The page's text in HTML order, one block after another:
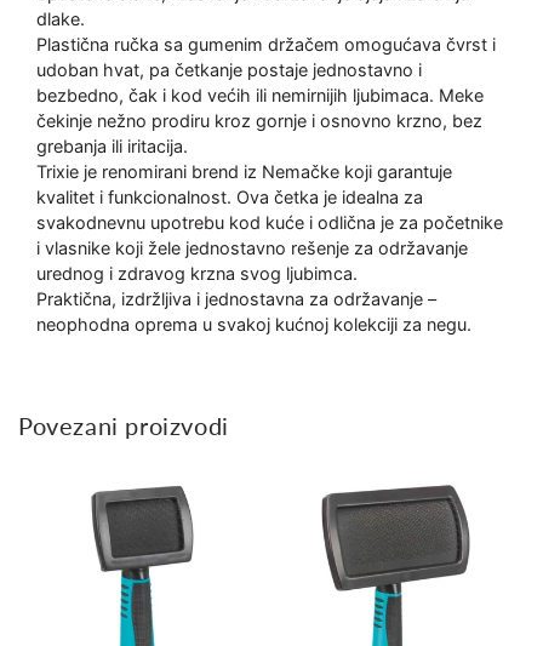
dlake.
Plastična ručka sa gumenim držačem omogućava čvrst i
udoban hvat, pa četkanje postaje jednostavno i
bezbedno, čak i kod većih ili nemirnijih ljubimaca. Meke
čekinje nežno prodiru kroz gornje i osnovno krzno, bez
grebanja ili iritacija.
Trixie je renomirani brend iz Nemačke koji garantuje
kvalitet i funkcionalnost. Ova četka je idealna za
svakodnevnu upotrebu kod kuće i odlična je za početnike
i vlasnike koji žele jednostavno rešenje za održavanje
urednog i zdravog krzna svog ljubimca.
Praktična, izdržljiva i jednostavna za održavanje –
neophodna oprema u svakoj kućnoj kolekciji za negu.
Povezani proizvodi